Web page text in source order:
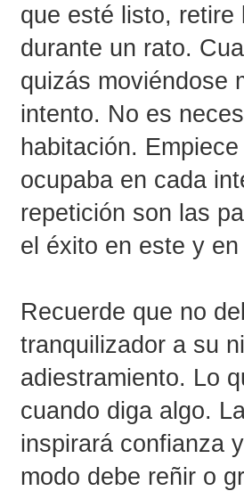
que esté listo,
durante un rato.
quizás moviéndose
intento. No es
habitación.
ocupaba en cada
repetición son las
el éxito en este y
Recuerde que no
tranquilizador a su
adiestramiento. Lo
cuando diga algo.
inspirará confianza
modo debe reñir o